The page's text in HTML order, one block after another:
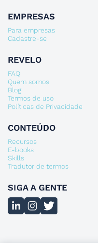
EMPRESAS
Para empresas
Cadastre-se
REVELO
FAQ
Quem somos
Blog
Termos de uso
Políticas de Privacidade
CONTEÚDO
Recursos
E-books
Skills
Tradutor de termos
SIGA A GENTE